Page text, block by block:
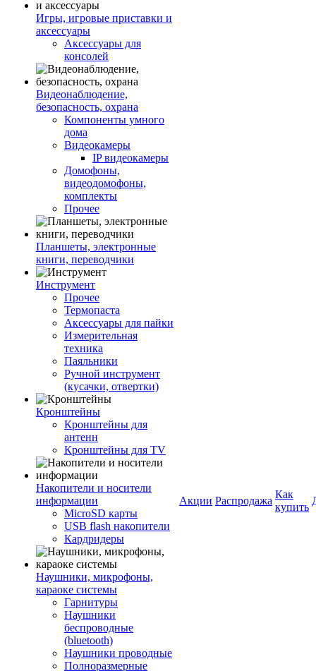
Игры, игровые приставки и
аксессуары
Аксессуары для
консолей
Видеонаблюдение,
безопасность, охрана
Компоненты умного
дома
Видеокамеры
IP видеокамеры
Домофоны,
видеодомофоны,
комплекты
Прочее
Планшеты, электронные
книги, переводчики
Инструмент
Прочее
Термопаста
Аксессуары для пайки
Измерительная
техника
Паяльники
Ручной инструмент
(кусачки, отвертки)
Кронштейны
Кронштейны для
антенн
Кронштейны для TV
Накопители и носители
информации
MicroSD карты
USB flash накопители
Кардридеры
Наушники, микрофоны,
караоке системы
Гарнитуры
Наушники
беспроводные
(bluetooth)
Наушники проводные
Полноразмерные
Акции Распродажа
Как
купить